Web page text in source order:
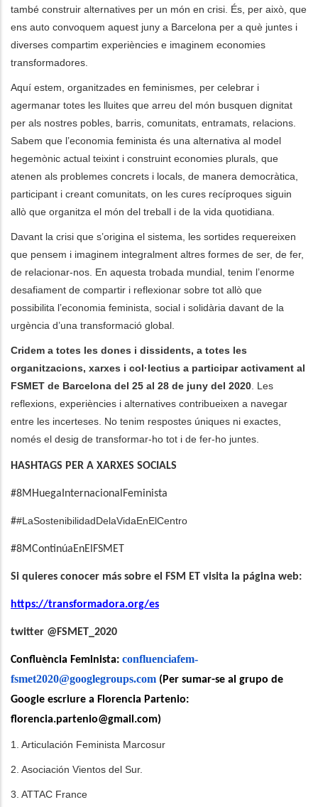
també construir alternatives per un món en crisi. És, per això, que
ens auto convoquem aquest juny a Barcelona per a què juntes i
diverses compartim experiències e imaginem economies
transformadores.
Aquí estem, organitzades en feminismes, per celebrar i
agermanar totes les lluites que arreu del món busquen dignitat
per als nostres pobles, barris, comunitats, entramats, relacions.
Sabem que l’economia feminista és una alternativa al model
hegemònic actual teixint i construint economies plurals, que
atenen als problemes concrets i locals, de manera democràtica,
participant i creant comunitats, on les cures recíproques siguin
allò que organitza el món del treball i de la vida quotidiana.
Davant la crisi que s’origina el sistema, les sortides requereixen
que pensem i imaginem integralment altres formes de ser, de fer,
de relacionar-nos. En aquesta trobada mundial, tenim l’enorme
desafiament de compartir i reflexionar sobre tot allò que
possibilita l’economia feminista, social i solidària davant de la
urgència d’una transformació global.
Cridem a totes les dones i dissidents, a totes les
organitzacions, xarxes i col·lectius a participar activament al
FSMET de Barcelona del 25 al 28 de juny del 2020. Les
reflexions, experiències i alternatives contribueixen a navegar
entre les incerteses. No tenim respostes úniques ni exactes,
només el desig de transformar-ho tot i de fer-ho juntes.
HASHTAGS PER A XARXES SOCIALS
#8MHuegaInternacionalFeminista
##LaSostenibilidadDelaVidaEnElCentro
#8MContinúaEnElFSMET
Si quieres conocer más sobre el FSM ET visita la página web:
https://transformadora.org/es
twitter @FSMET_2020
Confluència Feminista: confluenciafem-
fsmet2020@googlegroups.com (Per sumar-se al grupo de
Google escriure a Florencia Partenio:
florencia.partenio@gmail.com)
1. Articulación Feminista Marcosur
2. Asociación Vientos del Sur.
3. ATTAC France